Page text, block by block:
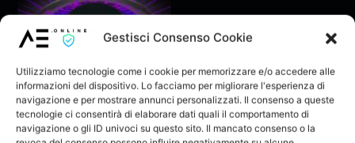
Gestisci Consenso Cookie
Utilizziamo tecnologie come i cookie per memorizzare e/o accedere alle
informazioni del dispositivo. Lo facciamo per migliorare l'esperienza di
navigazione e per mostrare annunci personalizzati. Il consenso a queste
tecnologie ci consentirà di elaborare dati quali il comportamento di
navigazione o gli ID univoci su questo sito. Il mancato consenso o la
Brais & Quando &